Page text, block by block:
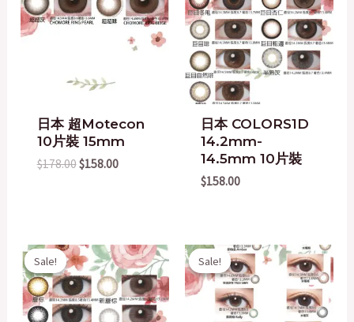
日本 超Motecon
10片裝 15mm
$178.00
$178.00.
$158.00
$158.00.
日本 COLORS1D
14.2mm-
14.5mm 10片裝
$158.00
Sale!
Sale!
Original
price
was:
$158.00.
Current
price
is:
$130.00.
Sale!
Sale!
Original
price
was:
$158.00.
Current
price
is:
$100.00.